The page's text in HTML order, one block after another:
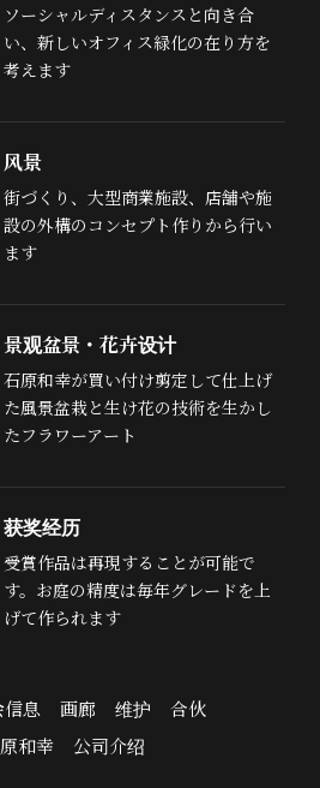
ソーシャルディスタンスと向き合
い、新しいオフィス緑化の在り方を
考えます
风景
街づくり、大型商業施設、店舗や施
設の外構のコンセプト作りから行い
ます
景观盆景・花卉设计
石原和幸が買い付け剪定して仕上げ
た風景盆栽と生け花の技術を生かし
たフラワーアート
获奖经历
受賞作品は再現することが可能で
す。お庭の精度は毎年グレードを上
げて作られます
息 画廊 维护
合伙
和幸 公司介绍